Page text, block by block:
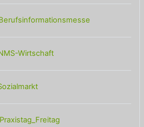
WirtschaftLightbox Galerie
Lightbox Galerie